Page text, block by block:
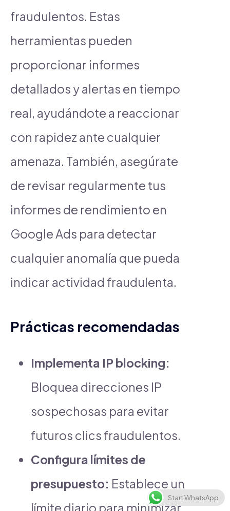
fraudulentos. Estas
herramientas pueden
proporcionar informes
detallados y alertas en tiempo
real, ayudándote a reaccionar
con rapidez ante cualquier
amenaza. También, asegúrate
de revisar regularmente tus
informes de rendimiento en
Google Ads para detectar
cualquier anomalía que pueda
indicar actividad fraudulenta.
Prácticas recomendadas
Implementa IP blocking:
Bloquea direcciones IP
sospechosas para evitar
futuros clics fraudulentos.
Configura límites de
presupuesto: Establece un
límite diario para minimizar
Start WhatsApp